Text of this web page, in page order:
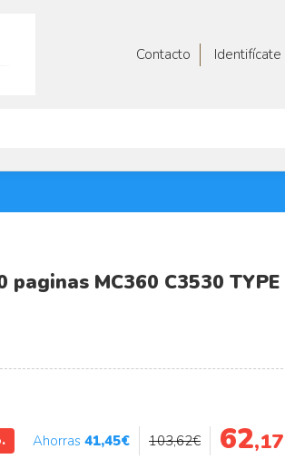
Contacto Identifícate
MC360 C3530 TYPE
41,45€ 103,62€ 62,17